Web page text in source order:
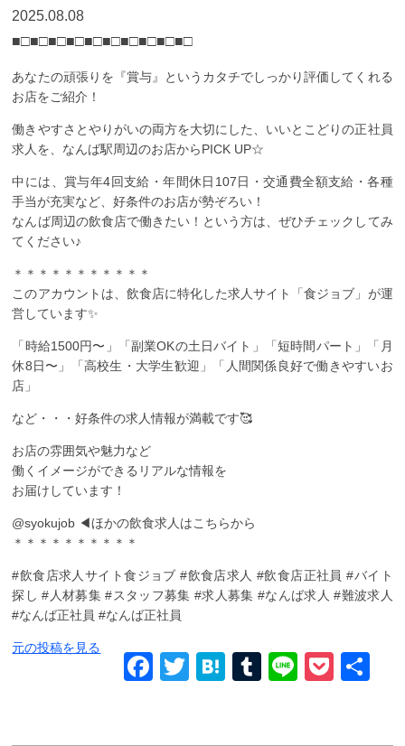
2025.08.08
■□■□■□■□■□■□■□■□■□■□
あなたの頑張りを『賞与』というカタチでしっかり評価してくれる
お店をご紹介！
働きやすさとやりがいの両方を大切にした、いいとこどりの正社員
求人を、なんば駅周辺のお店からPICK UP☆
中には、賞与年4回支給・年間休日107日・交通費全額支給・各種
手当が充実など、好条件のお店が勢ぞろい！
なんば周辺の飲食店で働きたい！という方は、ぜひチェックしてみ
てください♪
＊＊＊＊＊＊＊＊＊＊＊
このアカウントは、飲食店に特化した求人サイト「食ジョブ」が運
営しています✨
「時給1500円〜」「副業OKの土日バイト」「短時間パート」「月
休8日〜」「高校生・大学生歓迎」「人間関係良好で働きやすいお
店」
など・・・好条件の求人情報が満載です🥰
お店の雰囲気や魅力など
働くイメージができるリアルな情報を
お届けしています！
@syokujob ◀ほかの飲食求人はこちらから
＊＊＊＊＊＊＊＊＊＊
#飲食店求人サイト食ジョブ #飲食店求人 #飲食店正社員 #バイト
探し #人材募集 #スタッフ募集 #求人募集 #なんば求人 #難波求人
#なんば正社員 #なんば正社員
元の投稿を見る
Facebook
TwitterHatena
Tumblr
Line